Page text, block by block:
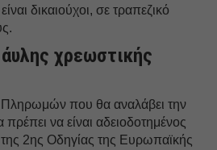
δικαιούχοι, σε τραπεζικό
χρεωστικής
που θα αναλάβει την
να είναι αδειοδοτημένος
2ης Οδηγίας της Ευρωπαϊκής